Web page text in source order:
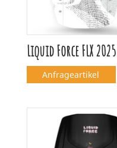
Liquid Force FLX 2025
Anfrageartikel